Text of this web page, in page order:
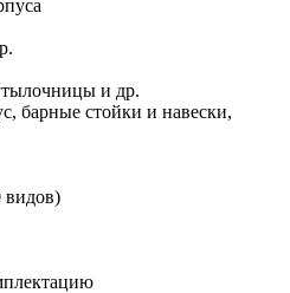
и др.
барные стойки и навески,
видов)